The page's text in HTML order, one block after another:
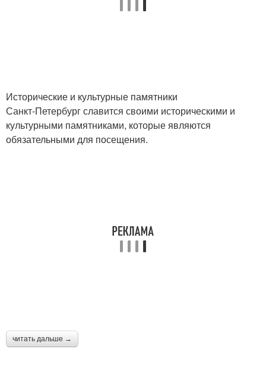
Исторические и культурные памятники
Санкт-Петербург славится своими историческими и
культурными памятниками, которые являются
обязательными для посещения.
читать дальше →